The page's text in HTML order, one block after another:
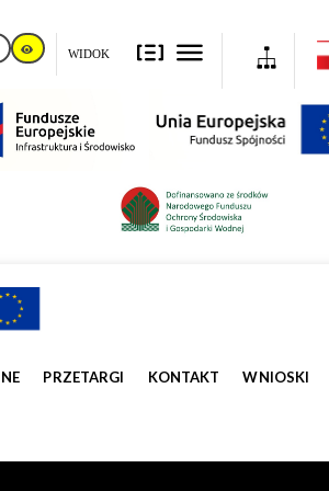
WIDOK
PRZETARGI KONTAKT WNIOSKI